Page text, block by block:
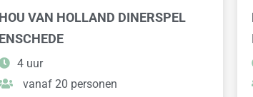
HOU VAN HOLLAND DINERSPEL
ENSCHEDE
4 uur
vanaf 20 personen